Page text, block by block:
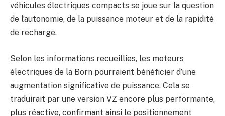
véhicules électriques compacts se joue sur la question
de l’autonomie, de la puissance moteur et de la rapidité
de recharge.
Selon les informations recueillies, les moteurs
électriques de la Born pourraient bénéficier d’une
augmentation significative de puissance. Cela se
traduirait par une version VZ encore plus performante,
plus réactive, confirmant ainsi le positionnement